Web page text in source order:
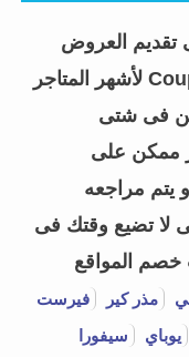
العروض
وكوبونات خصم Coupon Codes 2026 لأشهر المتاجر
فى شتى
ممكن على
يتم مراجعه
لا تضيع وقتك فى
خصم المواقع
مذر كير
فيرست
يوباي
سيفورا